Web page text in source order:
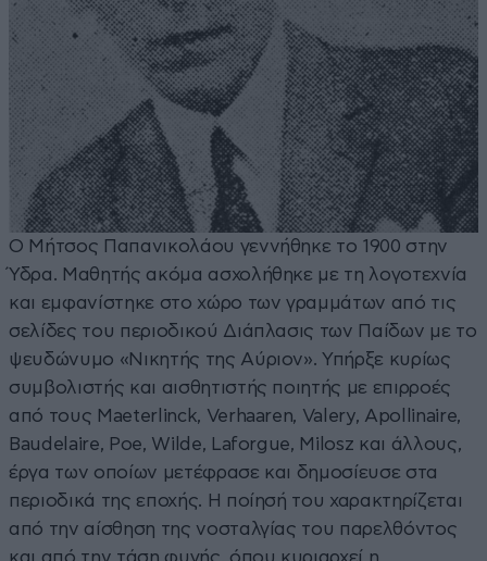
Ο Μήτσος Παπανικολάου γεννήθηκε το 1900 στην
Ύδρα. Μαθητής ακόμα ασχολήθηκε με τη λογοτεχνία
και εμφανίστηκε στο χώρο των γραμμάτων από τις
σελίδες του περιοδικού Διάπλασις των Παίδων με το
ψευδώνυμο «Νικητής της Αύριον». Υπήρξε κυρίως
συμβολιστής και αισθητιστής ποιητής με επιρροές
από τους Maeterlinck, Verhaaren, Valery, Apollinaire,
Baudelaire, Poe, Wilde, Laforgue, Milosz και άλλους,
έργα των οποίων μετέφρασε και δημοσίευσε στα
περιοδικά της εποχής. Η ποίησή του χαρακτηρίζεται
από την αίσθηση της νοσταλγίας του παρελθόντος